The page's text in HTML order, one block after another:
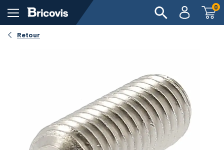
0
Retour